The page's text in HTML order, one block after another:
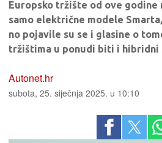
Europsko tržište od ove godine
samo električne modele
no pojavile su se i glasine o
tržištima u ponudi biti i hibridni
Autonet.hr
subota, 25. siječnja 2025. u 10:10